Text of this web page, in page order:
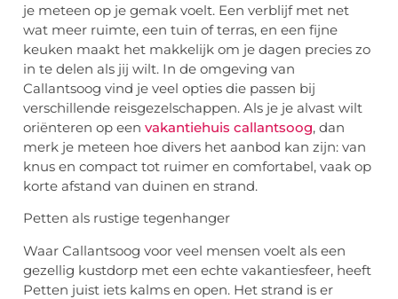
je meteen op je gemak voelt. Een verblijf met net
wat meer ruimte, een tuin of terras, en een fijne
keuken maakt het makkelijk om je dagen precies zo
in te delen als jij wilt. In de omgeving van
Callantsoog vind je veel opties die passen bij
verschillende reisgezelschappen. Als je je alvast wilt
oriënteren op een vakantiehuis callantsoog, dan
merk je meteen hoe divers het aanbod kan zijn: van
knus en compact tot ruimer en comfortabel, vaak op
korte afstand van duinen en strand.
Petten als rustige tegenhanger
Waar Callantsoog voor veel mensen voelt als een
gezellig kustdorp met een echte vakantiesfeer, heeft
Petten juist iets kalms en open. Het strand is er